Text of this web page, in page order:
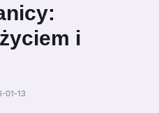
i
01-13